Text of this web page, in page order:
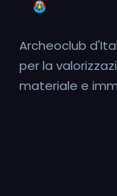
Archeoclub
per la
materiale e